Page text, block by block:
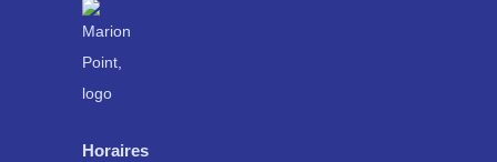
Horaires